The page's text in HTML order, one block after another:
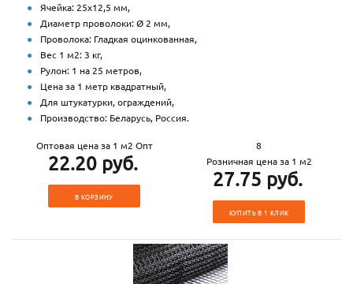
Ячейка: 25х12,5 мм,
Диаметр проволоки: Ø 2 мм,
Проволока: Гладкая оцинкованная,
Вес 1 м2: 3 кг,
Рулон: 1 на 25 метров,
Цена за 1 метр квадратный,
Для штукатурки, ограждений,
Производство: Беларусь, Россия.
Оптовая цена за 1 м2 Опт
22.20 руб.
В КОРЗИНУ
8
Розничная цена за 1 м2
27.75 руб.
КУПИТЬ В 1 КЛИК